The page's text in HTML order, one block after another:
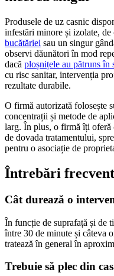
Produsele de uz casnic
infestări minore și izolate, de
bucătăriei sau un singur
observi dăunători în mod
dacă ploșnițele au pătruns în
cu risc sanitar, intervenția
rezultate durabile.
O firmă autorizată folosește
concentrații și metode de
larg. În plus, o firmă îți oferă
de dovada tratamentului,
pentru o asociație de
Întrebări
Cât durează o
În funcție de suprafață și de
între 30 de minute și câteva
tratează în general în
Trebuie să plec din